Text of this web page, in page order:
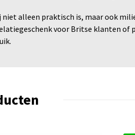
alleen praktisch is, maar ook
voor Britse klanten of